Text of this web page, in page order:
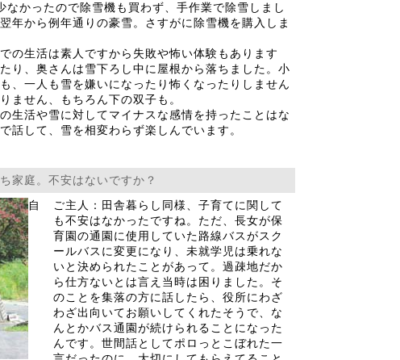
かったので除雪機も買わず、手作業で除雪しまし
年から例年通りの豪雪。さすがに除雪機を購入しま
の生活は素人ですから失敗や怖い体験もあります
り、奥さんは雪下ろし中に屋根から落ちました。小
、一人も雪を嫌いになったり怖くなったりしません
ません、もちろん下の双子も。
活や雪に対してマイナスな感情を持ったことはな
話して、雪を相変わらず楽しんでいます。
家庭。不安はないですか？
自
ご主人：田舎暮らし同様、子育てに関して
も不安はなかったですね。ただ、長女が保
育園の通園に使用していた路線バスがスク
ールバスに変更になり、未就学児は乗れな
いと決められたことがあって。過疎地だか
ら仕方ないとは言え当時は困りました。そ
のことを集落の方に話したら、役所にわざ
わざ出向いてお願いしてくれたそうで、な
んとかバス通園が続けられることになった
んです。世間話としてポロっとこぼれた一